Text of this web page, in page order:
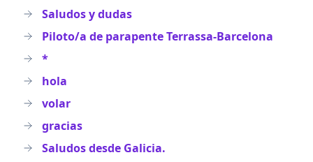
Saludos y dudas
Piloto/a de parapente Terrassa-Barcelona
*
hola
volar
gracias
Saludos desde Galicia.